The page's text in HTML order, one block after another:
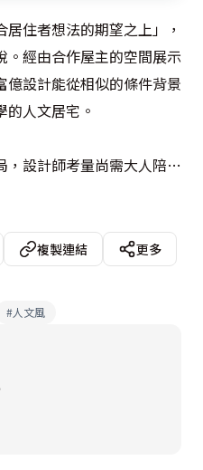
居住者想法的期望之上」，
。經由合作屋主的空間展示
億設計能從相似的條件背景
人文居宅。
設計師考量尚需大人陪伴
放規劃可容納三人同時使
個別指導時，則可移至視
外也結合閱讀區與客廳機
報告與瀏覽相片，巧妙整
域聯通性。
整合出簡約乾淨的空間線
理與淨白牆面留下雅致光
，進而安撫男孩躁動的活潑
止得宜的行為模式。通往私
複製連結
更多
#人文風